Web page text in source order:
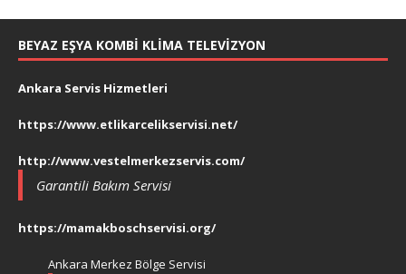
BEYAZ EŞYA KOMBI KLIMA TELEVIZYON
Ankara Servis Hizmetleri
https://www.etlikarcelikservisi.net/
http://www.vestelmerkezservis.com/
Garantili Bakım Servisi
https://mamakboschservisi.org/
Ankara Merkez Bölge Servisi